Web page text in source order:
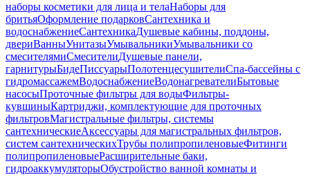
наборы косметики для лица и телаНаборы для
бритьяОформление подарковСантехника и
водоснабжениеСантехникаДушевые кабины, поддоны,
двериВанныУнитазыУмывальникиУмывальники со
смесителямиСмесителиДушевые панели,
гарнитурыБидеПиссуарыПолотенцесушителиСпа-бассейны с
гидромассажемВодоснабжениеВодонагревателиБытовые
насосыПроточные фильтры для водыФильтры-
кувшиныКартриджи, комплектующие для проточных
фильтровМагистральные фильтры, системы
сантехническиеАксессуары для магистральных фильтров,
систем сантехническихТрубы полипропиленовыеФитинги
полипропиленовыеРасширительные баки,
гидроаккумуляторыОбустройство ванной комнаты и